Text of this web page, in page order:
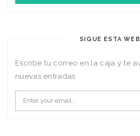
SIGUE ESTA WEB
Escribe tu correo en la caja y te
nuevas entradas